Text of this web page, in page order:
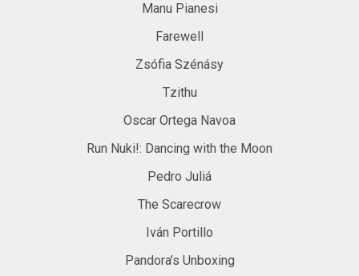
Manu Pianesi
Farewell
Zsófia Szénásy
Tzithu
Oscar Ortega Navoa
Run Nuki!: Dancing with the Moon
Pedro Juliá
The Scarecrow
Iván Portillo
Pandora’s Unboxing